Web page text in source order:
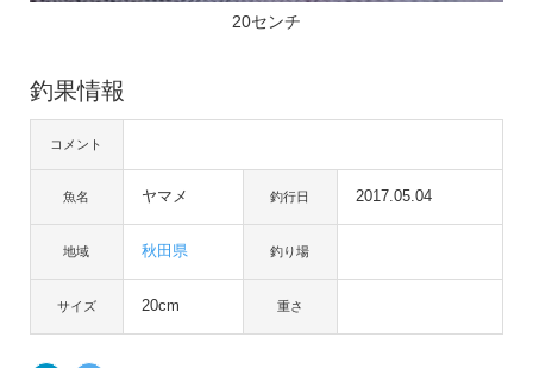
20センチ
釣果情報
コメント
魚名 ヤマメ 釣行日 2017.05.04
地域 秋田県 釣り場
サイズ 20cm 重さ